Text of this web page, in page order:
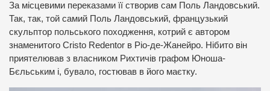
За місцевими переказами її створив сам Поль Ландовський.
Так, так, той самий Поль Ландовський, французький
скульптор польського походження, котрий є автором
знаменитого Cristo Redentor в Ріо-де-Жанейро. Нібито він
приятелював з власником Рихтичів графом Юноша-
Бєльським і, бувало, гостював в його маєтку.